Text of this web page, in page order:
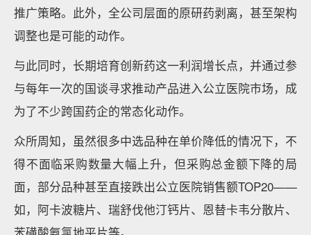
推广策略。此外，全公司层面的原研药剥离，甚至架构
调整也是可能的动作。
与此同时，长期培育创新药这一利润增长点，并通过参
与每年一次的国谈寻求推动产品进入公立医院市场，成
为了不少跨国药企的常态化动作。
众所周知，虽然很多中选品种在单价降低的情况下，不
得不面临采购数量大幅上升，但采购总金额下降的局
面，部分品种甚至直接跌出公立医院销售额TOP20——
如，阿卡波糖片、瑞舒伐他汀钙片、恩替卡韦分散片、